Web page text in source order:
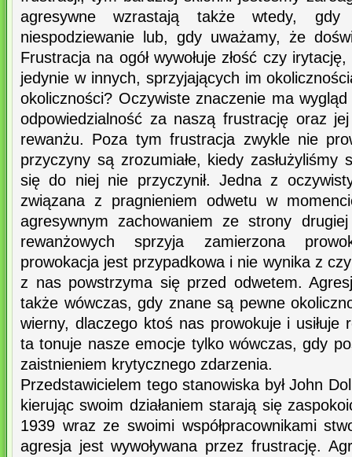
agresywne wzrastają także wtedy,
niespodziewanie lub, gdy uważamy, że
Frustracja na ogół wywołuje złość czy
jedynie w innych, sprzyjających im
okoliczności? Oczywiste znaczenie ma
odpowiedzialność za naszą frustrację oraz
rewanżu. Poza tym frustracja zwykle nie
przyczyny są zrozumiałe, kiedy
się do niej nie przyczynił. Jedna z
związana z pragnieniem odwetu w
agresywnym zachowaniem ze strony
rewanżowych sprzyja zamierzona
prowokacja jest przypadkowa i nie wynika z
z nas powstrzyma się przed odwetem.
także wówczas, gdy znane są pewne
wierny, dlaczego ktoś nas prowokuje i usiłuje
ta tonuje nasze emocje tylko wówczas, gdy
zaistnieniem krytycznego zdarzenia.
Przedstawicielem tego stanowiska był John
kierując swoim działaniem starają się
1939 wraz ze swoimi współpracownikami
agresja jest wywoływana przez frustrację.